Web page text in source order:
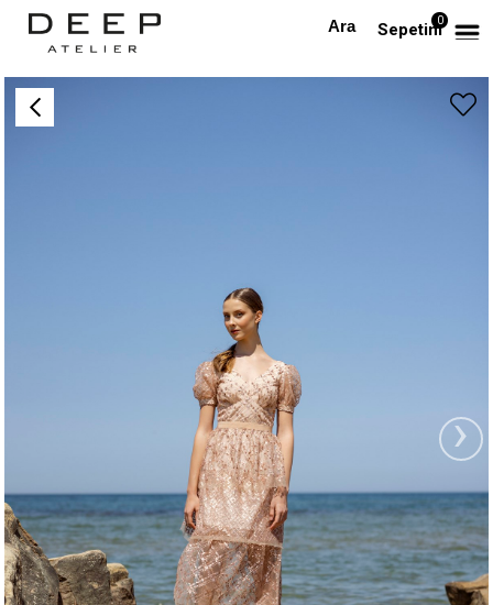
Sepetim0
Anasayfa TÜM ELBİSELER İşlemeli Midi Boy Gold Tasarım Elbise
›